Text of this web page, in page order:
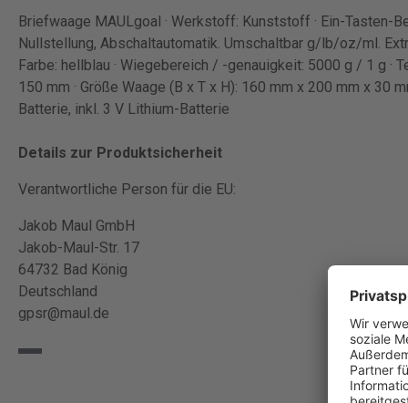
Briefwaage MAULgoal · Werkstoff: Kunststoff · Ein-Tasten-
Nullstellung, Abschaltautomatik. Umschaltbar g/lb/oz/ml.
Farbe: hellblau · Wiegebereich / -genauigkeit: 5000 g / 1 g ·
150 mm · Größe Waage (B x T x H): 160 mm x 200 mm x 30
Batterie, inkl. 3 V Lithium-Batterie
Details zur Produktsicherheit
Verantwortliche Person für die EU:
Jakob Maul GmbH
Jakob-Maul-Str. 17
64732 Bad König
Deutschland
gpsr@maul.de